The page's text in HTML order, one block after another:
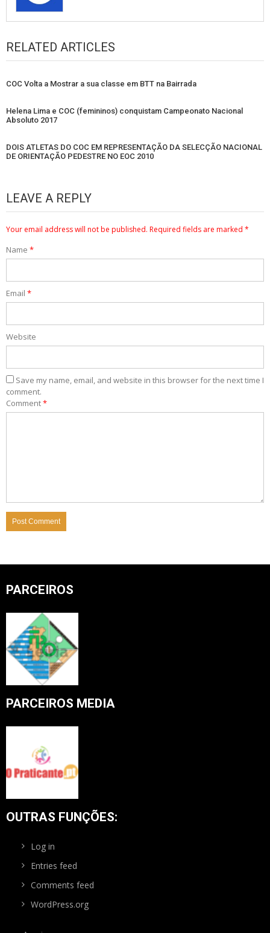
RELATED ARTICLES
COC Volta a Mostrar a sua classe em BTT na Bairrada
Helena Lima e COC (femininos) conquistam Campeonato Nacional
Absoluto 2017
DOIS ATLETAS DO COC EM REPRESENTAÇÃO DA SELECÇÃO NACIONAL
DE ORIENTAÇÃO PEDESTRE NO EOC 2010
LEAVE A REPLY
Your email address will not be published. Required fields are marked *
Name *
Email *
Website
Save my name, email, and website in this browser for the next time I
comment.
Comment*
PARCEIROS
PARCEIROS MEDIA
OUTRAS FUNÇÕES:
Log in
Entries feed
Comments feed
WordPress.org